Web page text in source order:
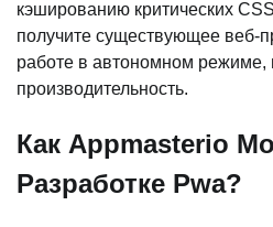
кэшированию критических
получите существующее веб-
работе в автономном режиме,
производительность.
Как Appmasterio
Разработке Pwa?